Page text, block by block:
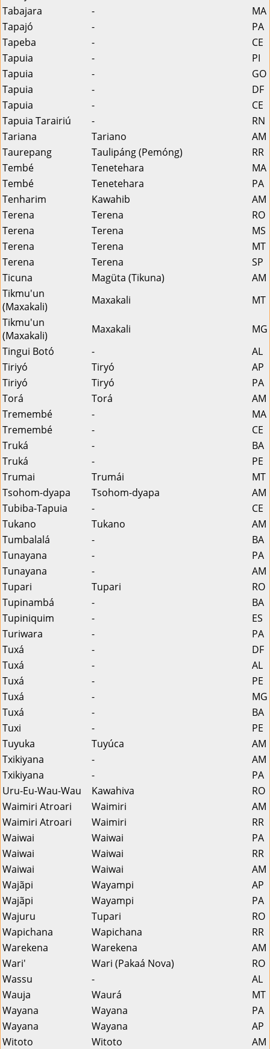
Tabajara
-
MA
Tapajó
-
PA
Tapeba
-
CE
Tapuia
-
PI
Tapuia
-
GO
Tapuia
-
DF
Tapuia
-
CE
Tapuia Tarairiú
-
RN
Tariana
Tariano
AM
Taurepang
Taulipáng (Pemóng)
RR
Tembé
Tenetehara
MA
Tembé
Tenetehara
PA
Tenharim
Kawahib
AM
Terena
Terena
RO
Terena
Terena
MS
Terena
Terena
MT
Terena
Terena
SP
Ticuna
Magüta (Tikuna)
AM
Tikmu'un
(Maxakali)
Maxakali
MT
Tikmu'un
(Maxakali)
Maxakali
MG
Tingui Botó
-
AL
Tiriyó
Tiryó
AP
Tiriyó
Tiryó
PA
Torá
Torá
AM
Tremembé
-
MA
Tremembé
-
CE
Truká
-
BA
Truká
-
PE
Trumai
Trumái
MT
Tsohom-dyapa
Tsohom-dyapa
AM
Tubiba-Tapuia
-
CE
Tukano
Tukano
AM
Tumbalalá
-
BA
Tunayana
-
PA
Tunayana
-
AM
Tupari
Tupari
RO
Tupinambá
-
BA
Tupiniquim
-
ES
Turiwara
-
PA
Tuxá
-
DF
Tuxá
-
AL
Tuxá
-
PE
Tuxá
-
MG
Tuxá
-
BA
Tuxi
-
PE
Tuyuka
Tuyúca
AM
Txikiyana
-
AM
Txikiyana
-
PA
Uru-Eu-Wau-Wau
Kawahiva
RO
Waimiri Atroari
Waimiri
AM
Waimiri Atroari
Waimiri
RR
Waiwai
Waiwai
PA
Waiwai
Waiwai
RR
Waiwai
Waiwai
AM
Wajãpi
Wayampi
AP
Wajãpi
Wayampi
PA
Wajuru
Tupari
RO
Wapichana
Wapichana
RR
Warekena
Warekena
AM
Wari'
Wari (Pakaá Nova)
RO
Wassu
-
AL
Wauja
Waurá
MT
Wayana
Wayana
PA
Wayana
Wayana
AP
Witoto
Witoto
AM